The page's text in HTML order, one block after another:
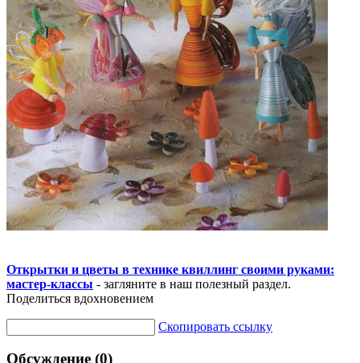
Открытки и цветы в технике квиллинг своими руками:
мастер-классы - загляните в наш полезный раздел.
Поделиться вдохновением
Скопировать ссылку
Обсуждение (0)